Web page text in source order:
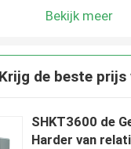
Bekijk meer
Krijg de beste prijs
SHKT3600 de
Harder van